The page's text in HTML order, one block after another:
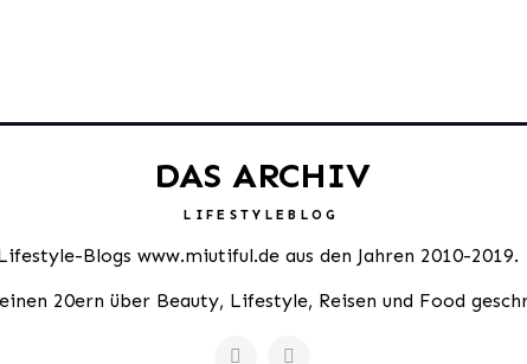
DAS ARCHIV
LIFESTYLEBLOG
Blogs www.miutiful.de aus den Jahren 2010-2019.
20ern über Beauty, Lifestyle, Reisen und Food